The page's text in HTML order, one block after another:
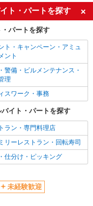
支給
祉
支給
ト・パートを探す
パートを探す
ト・キャンペーン・アミュ
ント
警備・ビルメンテナンス・
理
スワーク・事務
イト・パートを探す
ラン・専門料理店
リーレストラン・回転寿司
仕分け・ピッキング
未経験歓迎